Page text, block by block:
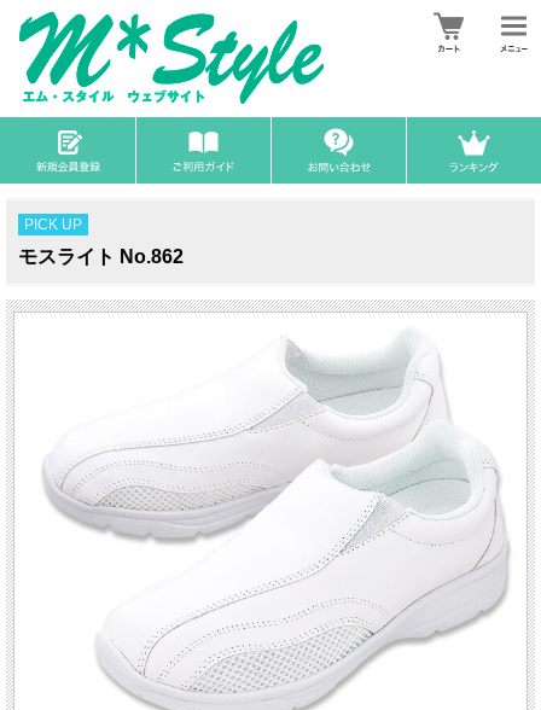
PICK UP
モスライト No.862